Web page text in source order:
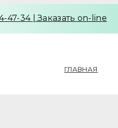
47-34 Заказать on-line
ГЛАВНАЯ